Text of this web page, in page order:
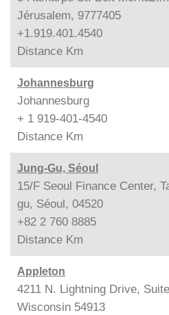
Jérusalem, 9777405
+1.919.401.4540
Distance Km
Johannesburg
Johannesburg
+ 1 919-401-4540
Distance Km
Jung-Gu, Séoul
15/F Seoul Finance Center,
gu, Séoul, 04520
+82 2 760 8885
Distance Km
Appleton
4211 N. Lightning Drive,
Wisconsin 54913